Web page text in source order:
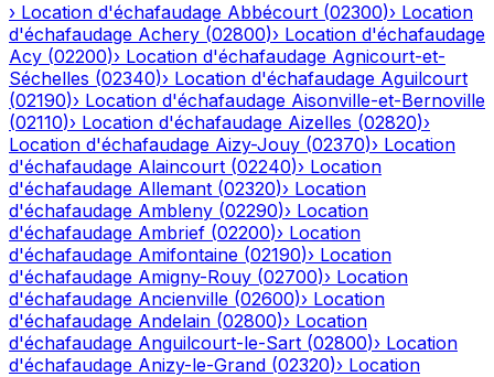
› Location d'échafaudage Abbécourt (02300)› Location
d'échafaudage Achery (02800)› Location d'échafaudage
Acy (02200)› Location d'échafaudage Agnicourt-et-
Séchelles (02340)› Location d'échafaudage Aguilcourt
(02190)› Location d'échafaudage Aisonville-et-Bernoville
(02110)› Location d'échafaudage Aizelles (02820)›
Location d'échafaudage Aizy-Jouy (02370)› Location
d'échafaudage Alaincourt (02240)› Location
d'échafaudage Allemant (02320)› Location
d'échafaudage Ambleny (02290)› Location
d'échafaudage Ambrief (02200)› Location
d'échafaudage Amifontaine (02190)› Location
d'échafaudage Amigny-Rouy (02700)› Location
d'échafaudage Ancienville (02600)› Location
d'échafaudage Andelain (02800)› Location
d'échafaudage Anguilcourt-le-Sart (02800)› Location
d'échafaudage Anizy-le-Grand (02320)› Location